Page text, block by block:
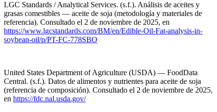
LGC Standards / Analytical Services. (s.f.). Análisis de aceites y
grasas comestibles — aceite de soja (metodología y materiales de
referencia). Consultado el 2 de noviembre de 2025, en
https://www.lgcstandards.com/BM/en/Edible-Oil-Fat-analysis-in-
soybean-oil/p/PT-FC-778SBO
United States Department of Agriculture (USDA) — FoodData
Central. (s.f.). Datos de alimentos y nutrientes para aceite de soja
(referencia de composición). Consultado el 2 de noviembre de 2025,
en https://fdc.nal.usda.gov/